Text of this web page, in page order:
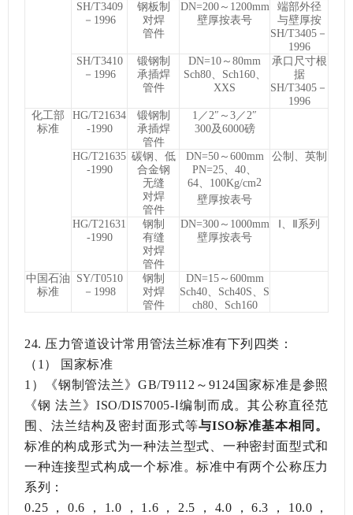
SH/T3409
－1996
钢板制
对焊
管件
DN=200～1200mm
壁厚按表号
端部外径
与壁厚按
SH/T3405－
1996
SH/T3410
－1996
锻钢制
承插焊
管件
DN=10～80mm
Sch80、Sch160、
XXS
承口尺寸根
据
SH/T3405－
1996
化工部
标准
HG/T21634
-1990
锻钢制
承插焊
管件
1／2″～3／2″
300及6000磅
HG/T21635
-1990
碳钢、低
合金钢
无缝
对焊
管件
DN=50～600mm
PN=25、40、
64、100Kg/cm2
壁厚按表号
公制、英制
HG/T21631
-1990
钢制
有缝
对焊
管件
DN=300～1000mm
壁厚按表号
Ⅰ、Ⅱ系列
中国石油
标准
SY/T0510
－1998
钢制
对焊
管件
DN=15～600mm
Sch40、Sch40S、S
ch80、Sch160
24. 压力管道设计常用管法兰标准有下列四类：
（1）
国家标准
1）《钢制管法兰》GB/T9112～9124国家标准是参照
《钢法兰》ISO/DIS7005-Ⅰ编制而成。其公称直径范
围、法兰结构及密封面形式等与ISO标准基本相同。
标准的构成形式为一种法兰型式、一种密封面型式和
一种连接型式构成一个标准。标准中有两个公称压力
系列：
0.25，0.6，1.0，1.6，2.5，4.0，6.3，10.0，